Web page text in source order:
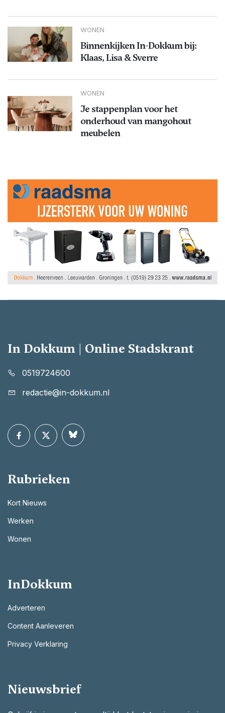
WONEN
Binnenkijken In-Dokkum bij:
Klaas, Lisa & Sverre
WONEN
Je stappenplan voor het
onderhoud van mangohout
meubelen
In Dokkum | Online Stadskrant
0519724600
redactie@in-dokkum.nl
Rubrieken
Kort Nieuws
Werken
Wonen
InDokkum
Adverteren
Content Aanleveren
Privacy Verklaring
Nieuwsbrief